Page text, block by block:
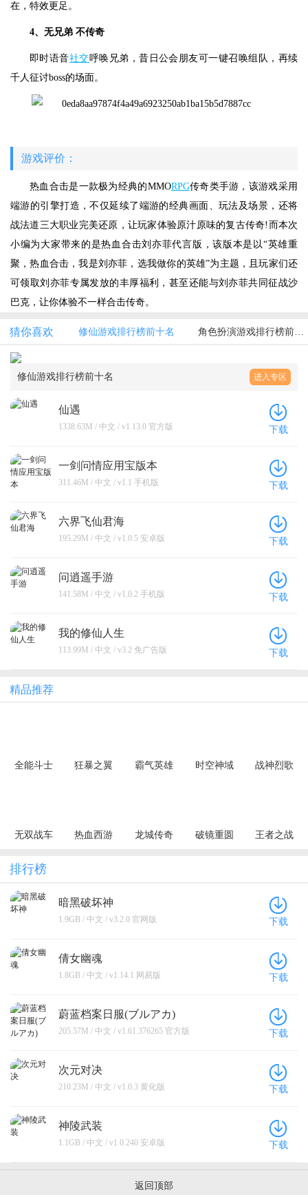
在，特效更足。
4、无兄弟 不传奇
即时语音社交呼唤兄弟，昔日公会朋友可一键召唤组队，再续
千人征讨boss的场面。
游戏评价：
热血合击是一款极为经典的MMORPG传奇类手游，该游戏采用
端游的引擎打造，不仅延续了端游的经典画面、玩法及场景，还将
战法道三大职业完美还原，让玩家体验原汁原味的复古传奇!而本次
小编为大家带来的是热血合击刘亦菲代言版，该版本是以“英雄重
聚，热血合击，我是刘亦菲，选我做你的英雄”为主题，且玩家们还
可领取刘亦菲专属发放的丰厚福利，甚至还能与刘亦菲共同征战沙
巴克，让你体验不一样合击传奇。
猜你喜欢 修仙游戏排行榜前十名 角色扮演游戏排行榜前10名
修仙游戏排行榜前十名 进入专区
仙遇
1338.63M / 中文 / v1.13.0 官方版 下载
一剑问情应用宝版本
311.46M / 中文 / v1.1 手机版 下载
六界飞仙君海
195.29M / 中文 / v1.0.5 安卓版 下载
问逍遥手游
141.58M / 中文 / v1.0.2 手机版 下载
我的修仙人生
113.99M / 中文 / v3.2 免广告版 下载
精品推荐
全能斗士
狂暴之翼
霸气英雄
时空神域
战神烈歌
无双战车
业）
热血西游
龙城传奇
破镜重圆
王者之战
排行榜
暗黑破坏神
1.9GB / 中文 / v3.2.0 官网版 下载
倩女幽魂
1.8GB / 中文 / v1.14.1 网易版 下载
蔚蓝档案日服(ブルアカ)
205.57M / 中文 / v1.61.376265 官方版 下载
次元对决
210.23M / 中文 / v1.0.3 黄化版 下载
神陵武装
1.1GB / 中文 / v1.0.240 安卓版 下载
返回顶部